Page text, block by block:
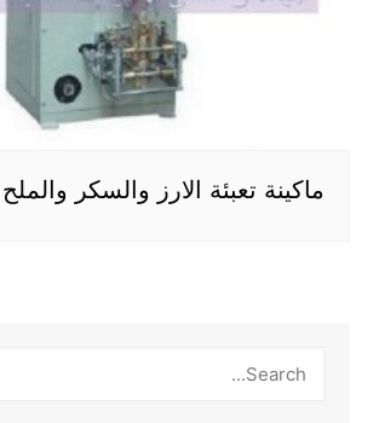
ماكينة تعبئة الارز والسكر والملح